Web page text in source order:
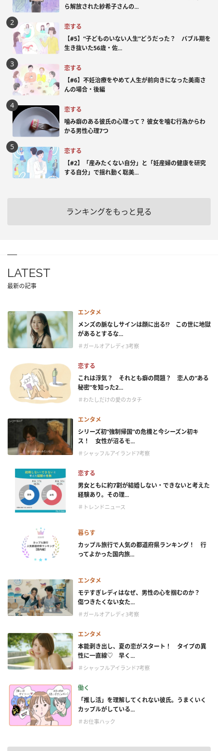
ら解放された紗希子さんの...
恋する
【#5】“子どものいない人生”どうだった？ バブル期を
生き抜いた56歳・佐...
恋する
【#6】不妊治療をやめて人生が前向きになった美南さ
んの場合・後編
恋する
噛み癖のある彼氏の心理って？ 彼女を噛む行為からわ
かる男性心理7つ
恋する
【#2】「産みたくない自分」と「妊産婦の健康を研究
する自分」で揺れ動く聡美...
ランキングをもっと見る
LATEST
最新の記事
エンタメ
メンズの脈なしサインは顔に出る!? この世に地獄
があるとするな...
＃ガールオアレディ3考察
恋する
これは浮気？ それとも癖の問題？ 恋人の“ある
秘密”を知った2...
＃わたしだけの愛のカタチ
エンタメ
シリーズ初“強制帰国”の危機と今シーズン初キ
ス！ 女性が沼るモ...
＃シャッフルアイランド7考察
恋する
男女ともに約7割が結婚しない・できないと考えた
経験あり。その理...
＃トレンドニュース
暮らす
カップル旅行で人気の都道府県ランキング！ 行
ってよかった国内旅...
エンタメ
モテすぎレディはなぜ、男性の心を掴むのか？
傷つきたくない女た...
＃ガールオアレディ3考察
エンタメ
本能剥き出し、夏の恋がスタート！ タイプの異
性に一直線♡ 早く...
＃シャッフルアイランド7考察
働く
「推し活」を理解してくれない彼氏。うまくいく
カップルがしている...
＃お仕事ハック